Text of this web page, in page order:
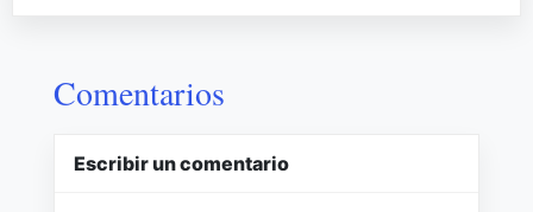
Comentarios
Escribir un comentario